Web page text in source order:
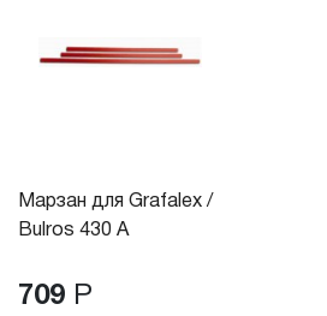
Марзан для Grafalex /
Bulros 430 A
709 Р